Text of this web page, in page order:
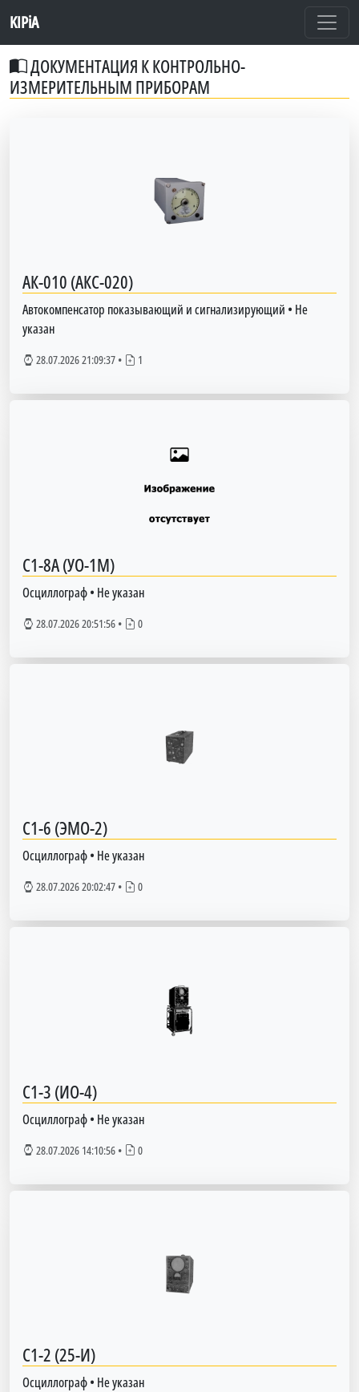
KIPiA
ДОКУМЕНТАЦИЯ К КОНТРОЛЬНО-
ИЗМЕРИТЕЛЬНЫМ ПРИБОРАМ
АК-010 (АКС-020)
Автокомпенсатор показывающий и сигнализирующий • Не
указан
28.07.2026 21:09:37 • 1
С1-8А (УО-1М)
Осциллограф• Не указан
28.07.2026 20:51:56 • 0
С1-6 (ЭМО-2)
Осциллограф• Не указан
28.07.2026 20:02:47 • 0
С1-3 (ИО-4)
Осциллограф• Не указан
28.07.2026 14:10:56 • 0
С1-2 (25-И)
Осциллограф• Не указан